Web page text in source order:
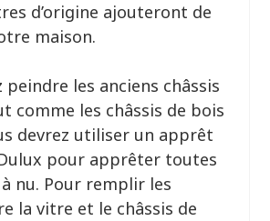
d’origine ajouteront de
maison.
peindre les anciens châssis
comme les châssis de bois
devrez utiliser un apprêt
pour apprêter toutes
nu. Pour remplir les
la vitre et le châssis de